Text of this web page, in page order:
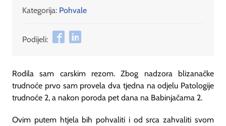
Kategorija: Pohvale
Podijeli:
Rodila sam carskim rezom. Zbog nadzora blizanačke
trudnoće prvo sam provela dva tjedna na odjelu Patologije
trudnoće 2, a nakon poroda pet dana na Babinjačama 2.
Ovim putem htjela bih pohvaliti i od srca zahvaliti svom